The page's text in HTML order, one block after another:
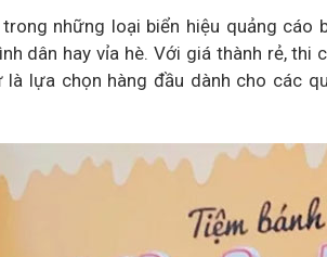
những loại biển hiệu quảng
dân hay vỉa hè. Với giá thành rẻ,
lựa chọn hàng đầu dành cho các